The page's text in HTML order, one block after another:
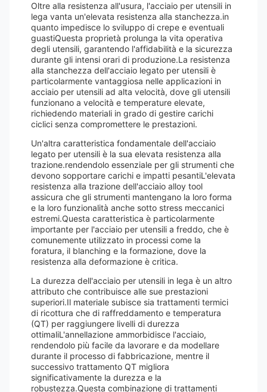
Oltre alla resistenza all'usura, l'acciaio per utensili in
lega vanta un'elevata resistenza alla stanchezza.in
quanto impedisce lo sviluppo di crepe e eventuali
guastiQuesta proprietà prolunga la vita operativa
degli utensili, garantendo l'affidabilità e la sicurezza
durante gli intensi orari di produzione.La resistenza
alla stanchezza dell'acciaio legato per utensili è
particolarmente vantaggiosa nelle applicazioni in
acciaio per utensili ad alta velocità, dove gli utensili
funzionano a velocità e temperature elevate,
richiedendo materiali in grado di gestire carichi
ciclici senza compromettere le prestazioni.
Un'altra caratteristica fondamentale dell'acciaio
legato per utensili è la sua elevata resistenza alla
trazione.rendendolo essenziale per gli strumenti che
devono sopportare carichi e impatti pesantiL'elevata
resistenza alla trazione dell'acciaio alloy tool
assicura che gli strumenti mantengano la loro forma
e la loro funzionalità anche sotto stress meccanici
estremi.Questa caratteristica è particolarmente
importante per l'acciaio per utensili a freddo, che è
comunemente utilizzato in processi come la
foratura, il blanching e la formazione, dove la
resistenza alla deformazione è critica.
La durezza dell'acciaio per utensili in lega è un altro
attributo che contribuisce alle sue prestazioni
superiori.Il materiale subisce sia trattamenti termici
di ricottura che di raffreddamento e temperatura
(QT) per raggiungere livelli di durezza
ottimaliL'annellazione ammorbidisce l'acciaio,
rendendolo più facile da lavorare e da modellare
durante il processo di fabbricazione, mentre il
successivo trattamento QT migliora
significativamente la durezza e la
robustezza.Questa combinazione di trattamenti